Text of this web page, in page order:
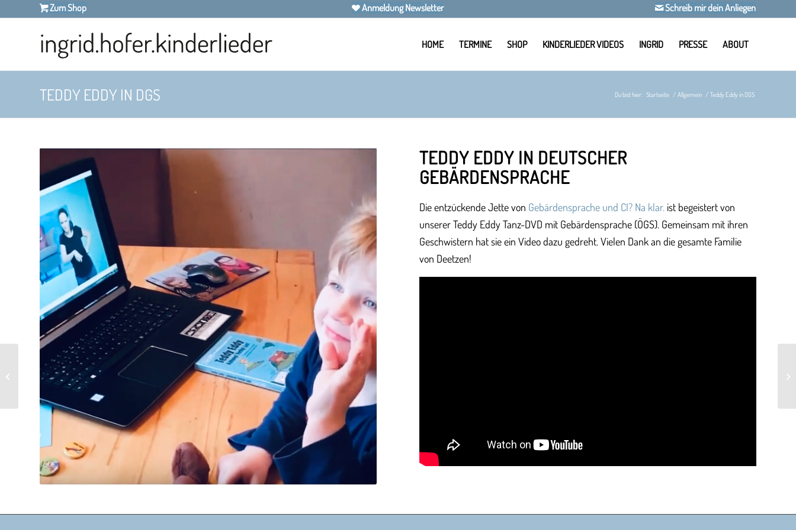
Zum Shop Anmeldung Newsletter Schreib mir dein Anliegen
HOME TERMINE SHOP KINDERLIEDER VIDEOS INGRID PRESSE ABOUT
TEDDY EDDY IN DGS Du bist hier: Startseite / Allgemein / Teddy Eddy in DGS
TEDDY EDDY IN DEUTSCHER
GEBÄRDENSPRACHE
Die entzückende Jette von Gebärdensprache und CI? Na klar. ist begeistert von
unserer Teddy Eddy Tanz-DVD mit Gebärdensprache (ÖGS). Gemeinsam mit ihren
Geschwistern hat sie ein Video dazu gedreht. Vielen Dank an die gesamte Familie
von Deetzen!
Sandra – OÖ